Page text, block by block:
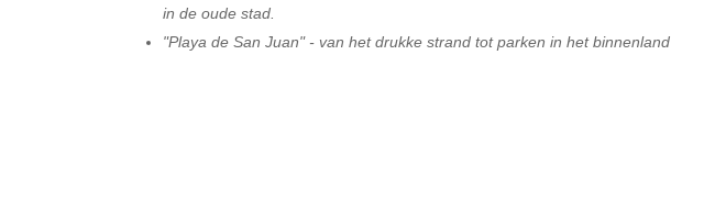
in de oude stad.
"Playa de San Juan" - van het drukke strand tot parken in het binnenland